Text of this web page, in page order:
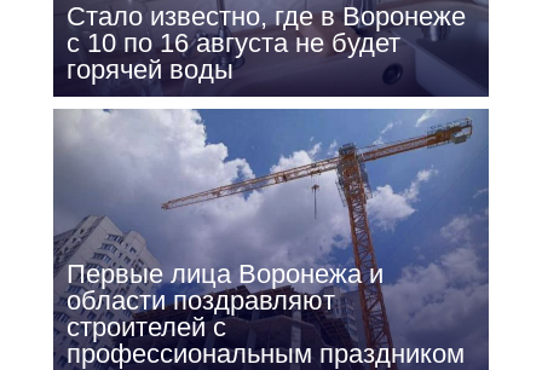
Стало известно, где в Воронеже
с 10 по 16 августа не будет
горячей воды
Первые лица Воронежа и
области поздравляют
строителей с
профессиональным праздником